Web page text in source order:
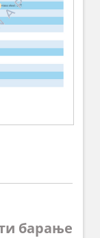
барање